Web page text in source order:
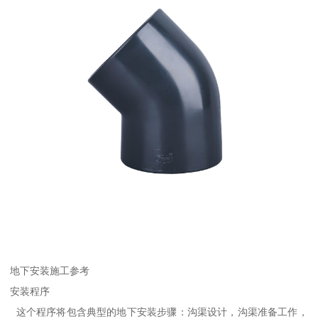
地下安装施工参考
安装程序
这个程序将包含典型的地下安装步骤：沟渠设计，沟渠准备工作，